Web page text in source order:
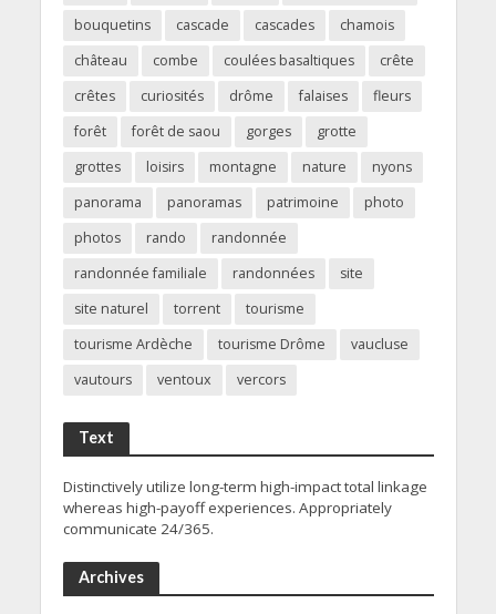
bouquetins
cascade cascades
chamois
château
combe coulées basaltiques
crête
crêtes
curiosités drôme falaises
fleurs
forêt
forêt de saou gorges
grotte
grottes
loisirs montagne nature
nyons
panorama
panoramas patrimoine
photo
photos
rando
randonnée
randonnée familiale
randonnées
site
site naturel
torrent
tourisme
tourisme Ardèche
tourisme Drôme
vaucluse
vautours
ventoux vercors
Text
Distinctively utilize long-term high-impact total linkage
whereas high-payoff experiences. Appropriately
communicate 24/365.
Archives